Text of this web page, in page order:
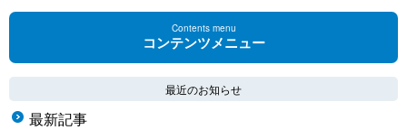
Contents menu
コンテンツメニュー
最近のお知らせ
最新記事